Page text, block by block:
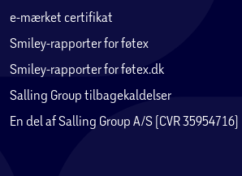
e-mærket certifikat
Smiley-rapporter for føtex
Smiley-rapporter for føtex.dk
Salling Group tilbagekaldelser
En del af Salling Group A/S (CVR 35954716)